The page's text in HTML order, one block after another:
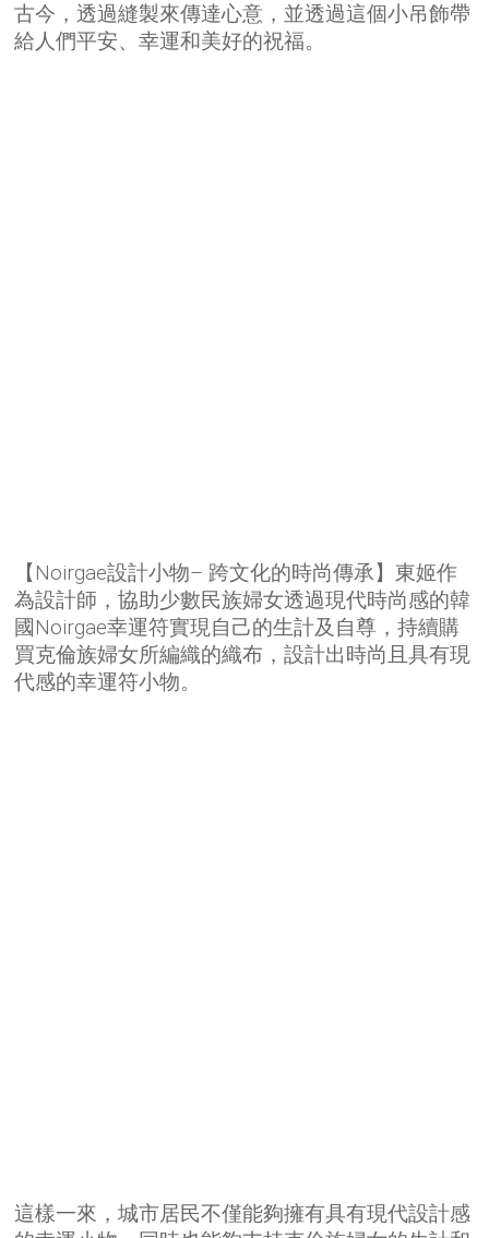
古今，透過縫製來傳達心意，並透過這個小吊飾帶
給人們平安、幸運和美好的祝福。
【Noirgae設計小物– 跨文化的時尚傳承】東姬作
為設計師，協助少數民族婦女透過現代時尚感的韓
國Noirgae幸運符實現自己的生計及自尊，持續購
買克倫族婦女所編織的織布，設計出時尚且具有現
代感的幸運符小物。
這樣一來，城市居民不僅能夠擁有具有現代設計感